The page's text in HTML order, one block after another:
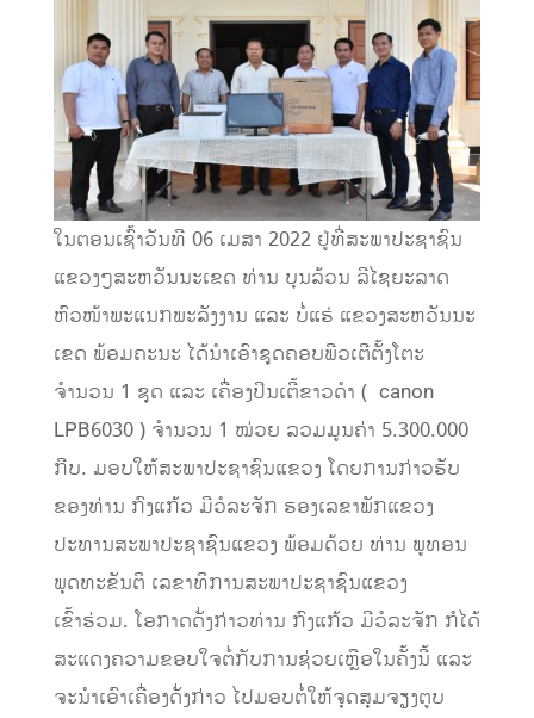
ໃນຕອນເຊົ້າວັນທີ 06 ເມສາ 2022 ຢູ່ທີ່ສະພາປະຊາຊົນ
ແຂວງໆສະຫວັນນະເຂດ ທ່ານ ບຸນລ້ວນ ລີໄຊຍະລາດ
ຫົວໜ້າພະແນກພະລັງງານ ແລະ ບໍ່ແຮ່ ແຂວງສະຫວັນນະ
ເຂດ ພ້ອມຄະນະ ໄດ້ນໍາເອົາຊຸດຄອບພີວເຕີຕັ້ງໂຕະ
ຈຳນວນ 1 ຊຸດ ແລະ ເຄື່ອງປິນເຕີ້ຂາວດຳ ( canon
LPB6030 ) ຈຳນວນ 1 ໝ່ວຍ ລວມມູນຄ່າ 5.300.000
ກີບ. ມອບໃຫ້ສະພາປະຊາຊົນແຂວງ ໂດຍການກ່າວຮັບ
ຂອງທ່ານ ກົງແກ້ວ ມີວໍລະຈັກ ຮອງເລຂາພັກແຂວງ
ປະທານສະພາປະຊາຊົນແຂວງ ພ້ອມດ້ວຍ ທ່ານ ພູທອນ
ພຸດທະຂັນຕິ ເລຂາທິການສະພາປະຊາຊົນແຂວງ
ເຂົ້າຮ່ວມ. ໂອກາດດັ່ງກ່າວທ່ານ ກົງແກ້ວ ມີວໍລະຈັກ ກໍໄດ້
ສະແດງຄວາມຂອບໃຈຕໍ່ກັບການຊ່ວຍເຫຼືອໃນຄັ້ງນີ້ ແລະ
ຈະນໍາເອົາເຄື່ອງດັ່ງກ່າວ ໄປມອບຕໍ່ໃຫ້ຈຸດສຸມຈຽງຕູບ